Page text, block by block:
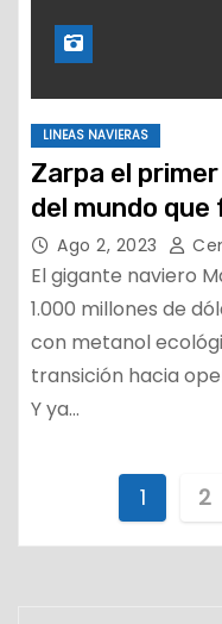
LINEAS NAVIERAS
Zarpa el
del mundo
Ago 2, 2023
El gigante naviero
1.000 millones de
con metanol
transición hacia
Y ya…
a
1 2